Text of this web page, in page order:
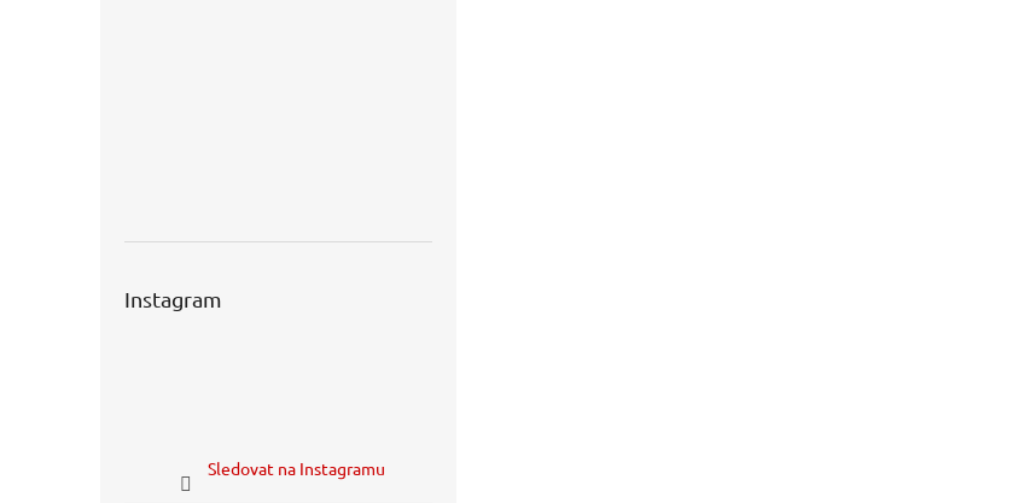
Instagram
Sledovat na Instagramu